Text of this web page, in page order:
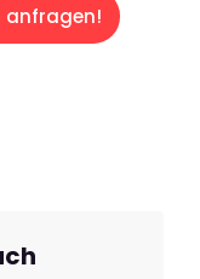
anfragen!